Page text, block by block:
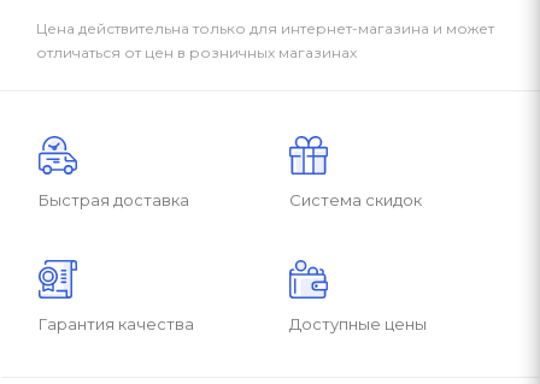
Цена действительна только для интернет-магазина и может
отличаться от цен в розничных магазинах
Быстрая доставка Система скидок
Гарантия качества Доступные цены